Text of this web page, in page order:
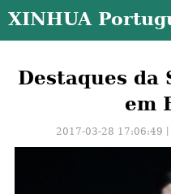
XINHUA
Destaques da
em
2017-03-28 17:06:49